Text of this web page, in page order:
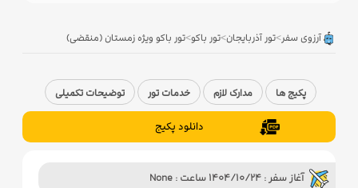
آرزوی سفر>تور آذربایجان>تور باکو>تور باکو ویژه زمستان (منقضی)
پکیج ها مدارک لازم خدمات تور توضیحات تکمیلی
دانلود پکیج
آغاز سفر : 1404/10/24 ساعت : None